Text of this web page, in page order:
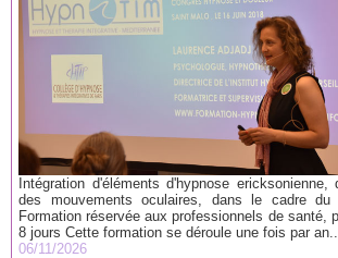
Intégration d'éléments d'hypnose
des mouvements oculaires, dans le cadre du
Formation réservée aux professionnels de santé,
8 jours Cette formation se déroule une fois par an...
06/11/2026